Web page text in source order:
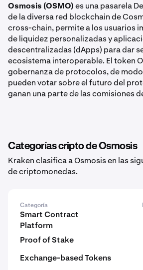
Osmosis (OSMO)es una pasarela
de la diversa red blockchain de
cross-chain, permite a los usuarios
de liquidez personalizadas y
descentralizadas (dApps) para dar
ecosistema interoperable. El token
gobernanza de protocolos, de
pueden votar sobre el futuro del
ganan una parte de las comisiones
Categorías cripto de Osmosis
Kraken clasifica a Osmosis en las
de criptomonedas.
Categoría
Smart Contract
Platform
Proof of Stake
Exchange-based Tokens